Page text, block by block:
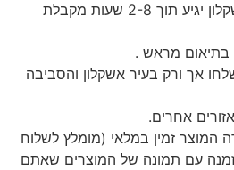
*משלוחי בלונים בעיר אשקלון יגיע תוך 2-8 שעות מקבלת
בתיאום מראש .
אך ורק בעיר אשקלון והסביבה
אחרים.
המוצר זמין במלאי (מומלץ לשלוח
עם תמונה של המוצרים שאתם